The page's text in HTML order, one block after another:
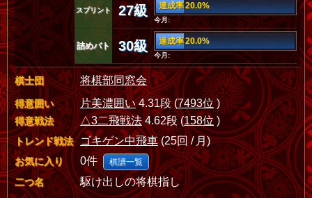
スプリント 27級 達成率 20.0%
今月:
詰めバト 30級 達成率 20.0%
今月:
棋士団 将棋部同窓会
得意囲い 片美濃囲い4.31段 (7493位)
得意戦法 △3二飛戦法4.62段 (158位)
トレンド戦法 ゴキゲン中飛車(25回 / 月)
お気に入り 0件 棋譜一覧
二つ名 駆け出しの将棋指し